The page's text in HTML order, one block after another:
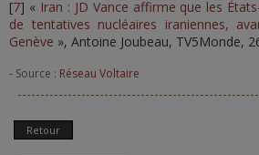
[7] « Iran : JD Vance affirme que les
de tentatives nucléaires iraniennes,
Genève », Antoine Joubeau, TV5Monde,
- Source : Réseau Voltaire
Retour